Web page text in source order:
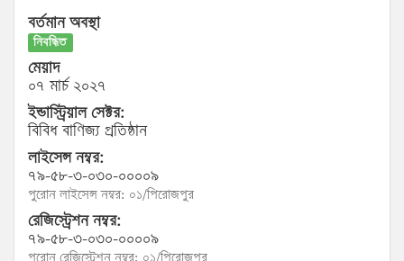
বর্তমান অবস্থা
নিবন্ধিত
মেয়াদ
০৭ মার্চ ২০২৭
ইন্ডাস্ট্রিয়াল সেক্টর:
বিবিধ বাণিজ্য প্রতিষ্ঠান
লাইসেন্স নম্বর:
৭৯-৫৮-৩-০৩০-০০০০৯
পুরোন লাইসেন্স নম্বর: ০১/পিরোজপুর
রেজিস্ট্রেশন নম্বর:
৭৯-৫৮-৩-০৩০-০০০০৯
পুরোন রেজিস্ট্রেশন নম্বর: ০১/পিরোজপুর